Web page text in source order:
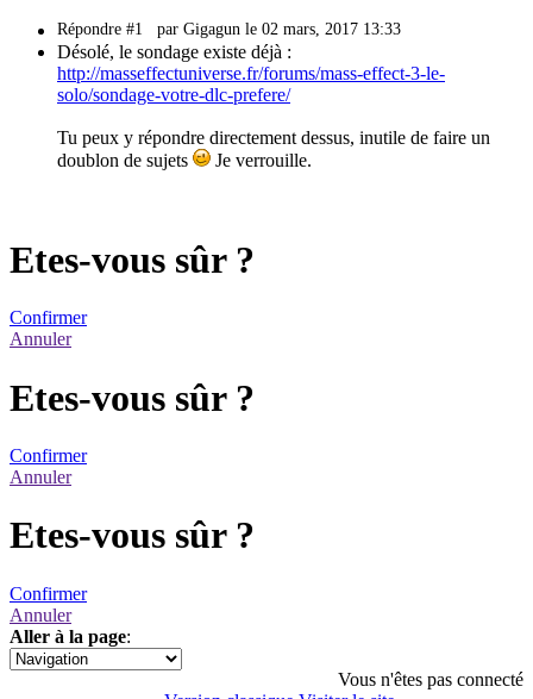
Répondre #1 par Gigagun le 02 mars, 2017 13:33
Désolé, le sondage existe déjà :
http://masseffectuniverse.fr/forums/mass-effect-3-le-
solo/sondage-votre-dlc-prefere/
Tu peux y répondre directement dessus, inutile de faire un
doublon de sujets
Je verrouille.
Etes-vous sûr ?
Confirmer
Annuler
Etes-vous sûr ?
Confirmer
Annuler
Etes-vous sûr ?
Confirmer
Annuler
Aller à la page:
1
Vous n'êtes pas connecté